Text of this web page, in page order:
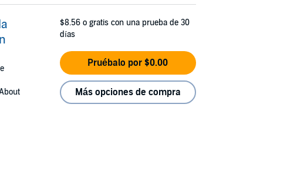
$8.56 o gratis con una prueba de 30
días
Pruébalo por $0.00
Más opciones de compra